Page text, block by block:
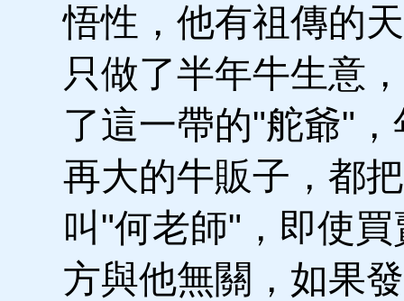
悟性，他有祖傳的
只做了半年牛生意
了這一帶的"舵爺"，
再大的牛販子，都
叫"何老師"，即使買
方與他無關，如果